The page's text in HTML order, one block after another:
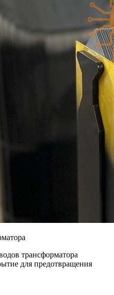
трансформатора
для предотвращения